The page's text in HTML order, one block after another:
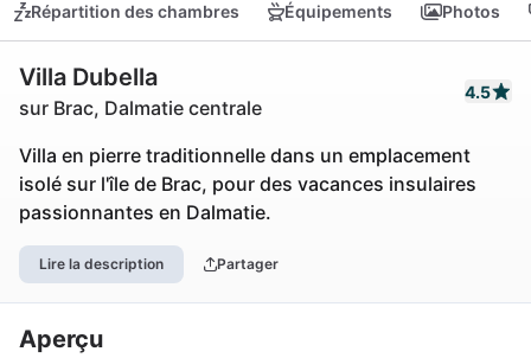
Répartition des chambres Équipements Photos
Villa Dubella
sur Brac, Dalmatie centrale
4.5
Villa en pierre traditionnelle dans un emplacement
isolé sur l'île de Brac, pour des vacances insulaires
passionnantes en Dalmatie.
Lire la description Partager
Aperçu